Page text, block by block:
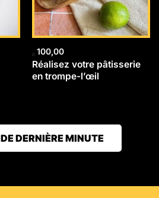
100,00
Réalisez votre pâtisserie
en trompe-l’œil
DERNIÈRE MINUTE